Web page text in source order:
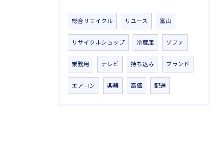
総合リサイクル リユース 富山
リサイクルショップ 冷蔵庫 ソファ
業務用 テレビ 持ち込み ブランド
エアコン 楽器 高価 配送